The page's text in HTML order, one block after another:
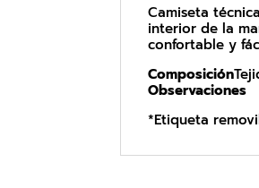
Camiseta
interior de la
confortable y
Composición
Observaciones
*Etiqueta